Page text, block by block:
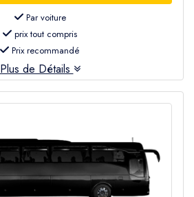
Par voiture
prix tout compris
Prix recommandé
Plus de Détails